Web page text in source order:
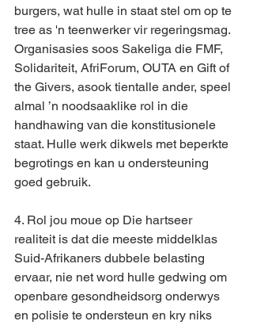
burgers, wat hulle in staat stel om op te
tree as 'n teenwerker vir regeringsmag.
Organisasies soos Sakeliga die FMF,
Solidariteit, AfriForum, OUTA en Gift of
the Givers, asook tientalle ander, speel
almal ’n noodsaaklike rol in die
handhawing van die konstitusionele
staat. Hulle werk dikwels met beperkte
begrotings en kan u ondersteuning
goed gebruik.
4. Rol jou moue op Die hartseer
realiteit is dat die meeste middelklas
Suid-Afrikaners dubbele belasting
ervaar, nie net word hulle gedwing om
openbare gesondheidsorg onderwys
en polisie te ondersteun en kry niks